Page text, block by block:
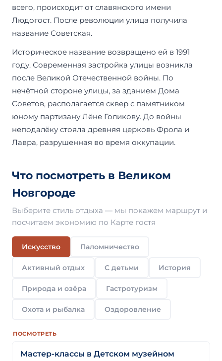
всего, происходит от славянского имени
Людогост. После революции улица получила
название Советская.
Историческое название возвращено ей в 1991
году. Современная застройка улицы возникла
после Великой Отечественной войны. По
нечётной стороне улицы, за зданием Дома
Советов, располагается сквер с памятником
юному партизану Лёне Голикову. До войны
неподалёку стояла древняя церковь Фрола и
Лавра, разрушенная во время оккупации.
Что посмотреть в Великом
Новгороде
Выберите стиль отдыха — мы покажем маршрут и
посчитаем экономию по Карте гостя
Искусство Паломничество
Активный отдых С детьми История
Природа и озёра Гастротуризм
Охота и рыбалка Оздоровление
ПОСМОТРЕТЬ
Мастер-классы в Детском музейном